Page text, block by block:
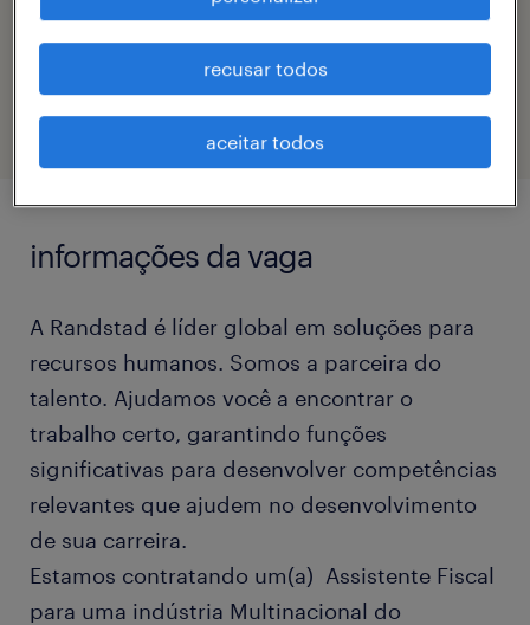
código da vaga
eTalent_JP-181828
informações da vaga
A Randstad é líder global em soluções para
recursos humanos. Somos a parceira do
talento. Ajudamos você a encontrar o
trabalho certo, garantindo funções
significativas para desenvolver competências
relevantes que ajudem no desenvolvimento
de sua carreira.
Estamos contratando um(a) Assistente Fiscal
para uma indústria Multinacional do
recusar todos
aceitar todos